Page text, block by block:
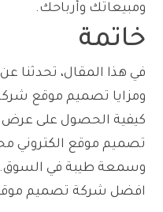
ومبيعاتك وأرباحك.
خاتمة
في هذا المقال،
ومزايا تصميم موقع
كيفية الحصول على عرض
تصميم موقع الكتروني
وسمعة طيبة في السوق.
افضل شركة تصميم